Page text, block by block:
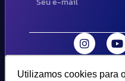
Utilizamos cookies para
Utilizamos cookies para